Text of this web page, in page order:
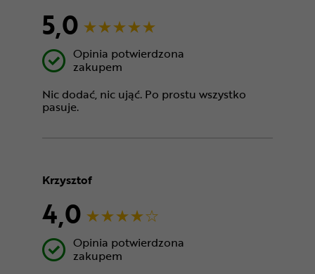
5,0
Opinia potwierdzona
zakupem
Nic dodać, nic ująć. Po prostu wszystko
pasuje.
Krzysztof
4,0
Opinia potwierdzona
zakupem